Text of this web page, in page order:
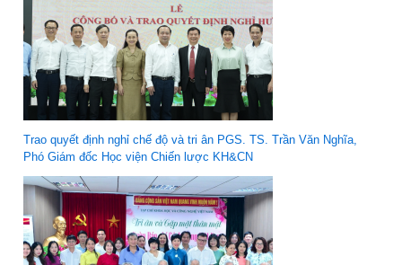
Trao quyết định nghỉ chế độ và tri ân PGS. TS. Trần Văn Nghĩa,
Phó Giám đốc Học viện Chiến lược KH&CN